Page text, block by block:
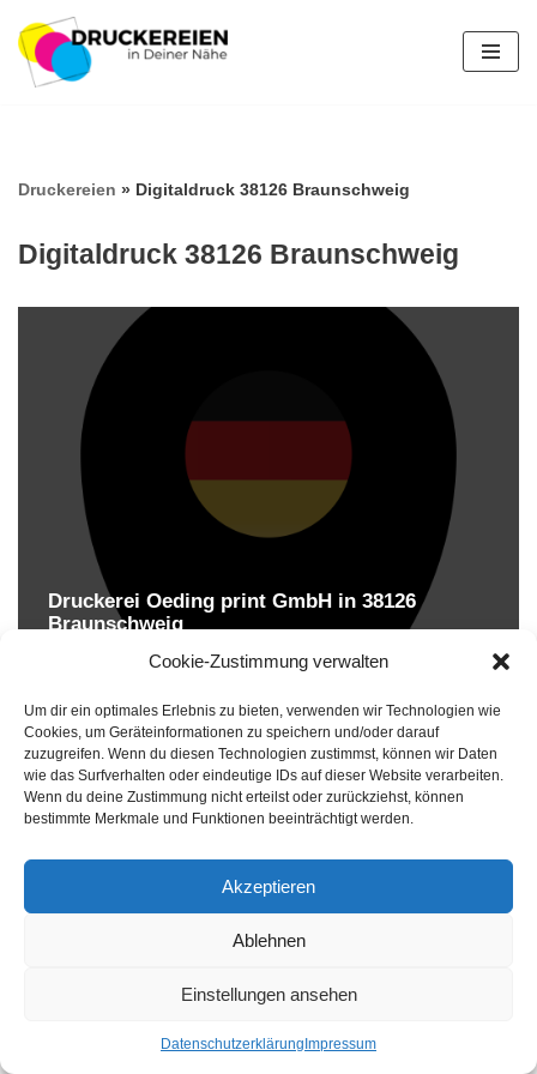
Cookie-Zustimmung verwalten
Um dir ein optimales Erlebnis zu bieten, verwenden wir Technologien wie
Cookies, um Geräteinformationen zu speichern und/oder darauf
zuzugreifen. Wenn du diesen Technologien zustimmst, können wir Daten
wie das Surfverhalten oder eindeutige IDs auf dieser Website verarbeiten.
Wenn du deine Zustimmung nicht erteilst oder zurückziehst, können
bestimmte Merkmale und Funktionen beeinträchtigt werden.
Akzeptieren
Ablehnen
Einstellungen ansehen
Datenschutzerklärung Impressum
Zum
Inhalt
Druckereien » Digitaldruck 38126 Braunschweig
Digitaldruck 38126 Braunschweig
Druckerei Oeding print GmbH in 38126
Braunschweig
Druckereien in Deutschland
Druckereien in Deutschland